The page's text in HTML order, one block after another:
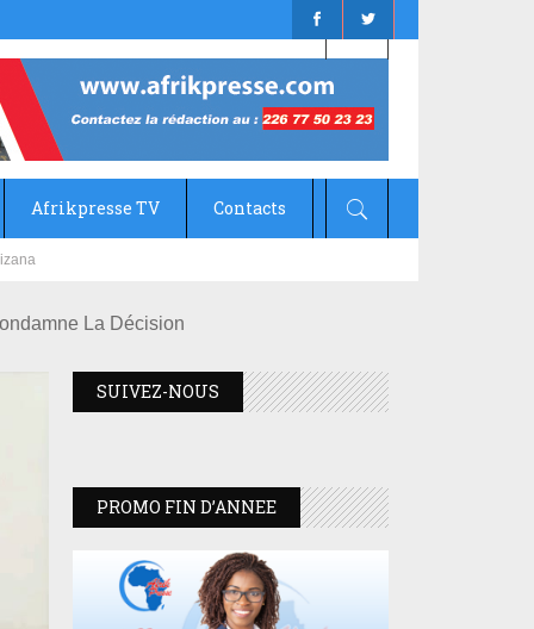
Afrikpresse TV Contacts
La Décision
SUIVEZ-NOUS
PROMO FIN D’ANNEE